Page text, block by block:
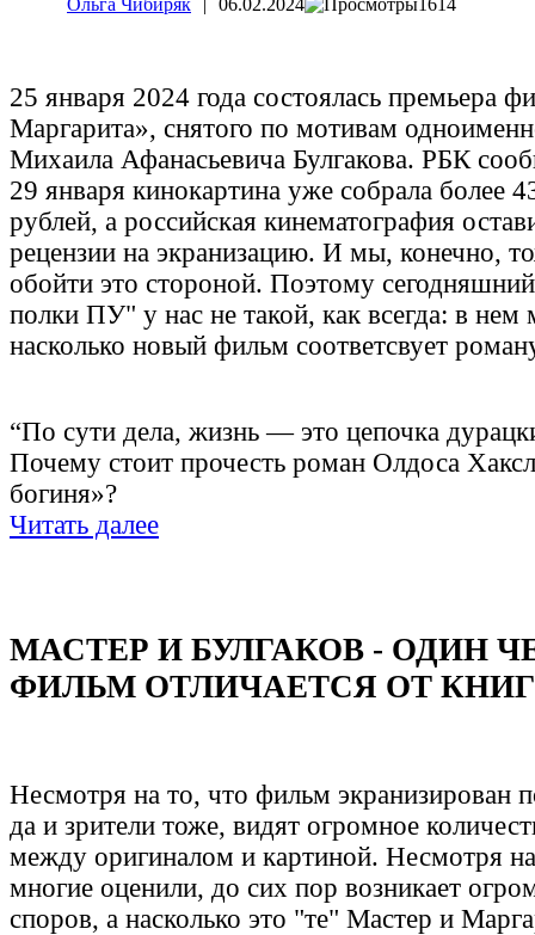
25 января 2024 года состоялась премьера
Маргарита», снятого по мотивам
Михаила Афанасьевича Булгакова. РБК
29 января кинокартина уже собрала более
рублей, а российская кинематография
рецензии на экранизацию. И мы, конечно,
обойти это стороной. Поэтому
полки ПУ" у нас не такой, как всегда: в
насколько новый фильм соответсвует
“По сути дела, жизнь — это цепочка
Почему стоит прочесть роман Олдоса
богиня»?
Читать далее
МАСТЕР И БУЛГАКОВ - ОДИН
ФИЛЬМ ОТЛИЧАЕТСЯ ОТ
Несмотря на то, что фильм экранизирован
да и зрители тоже, видят огромное
между оригиналом и картиной. Несмотря
многие оценили, до сих пор возникает
споров, а насколько это "те" Мастер и